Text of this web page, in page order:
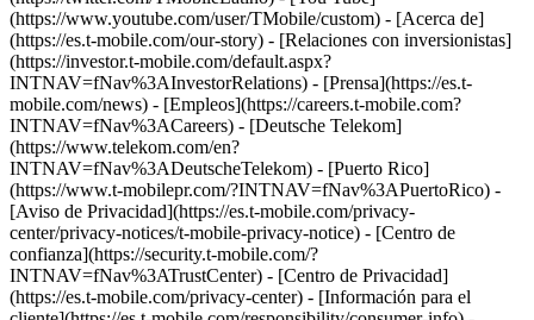
(https://www.youtube.com/user/TMobile/custom) - [Acerca de]
(https://es.t-mobile.com/our-story) - [Relaciones con inversionistas]
(https://investor.t-mobile.com/default.aspx?
INTNAV=fNav%3AInvestorRelations) - [Prensa](https://es.t-
mobile.com/news) - [Empleos](https://careers.t-mobile.com?
INTNAV=fNav%3ACareers) - [Deutsche Telekom]
(https://www.telekom.com/en?
INTNAV=fNav%3ADeutscheTelekom) - [Puerto Rico]
(https://www.t-mobilepr.com/?INTNAV=fNav%3APuertoRico) -
[Aviso de Privacidad](https://es.t-mobile.com/privacy-
center/privacy-notices/t-mobile-privacy-notice) - [Centro de
confianza](https://security.t-mobile.com/?
INTNAV=fNav%3ATrustCenter) - [Centro de Privacidad]
(https://es.t-mobile.com/privacy-center) - [Información para el